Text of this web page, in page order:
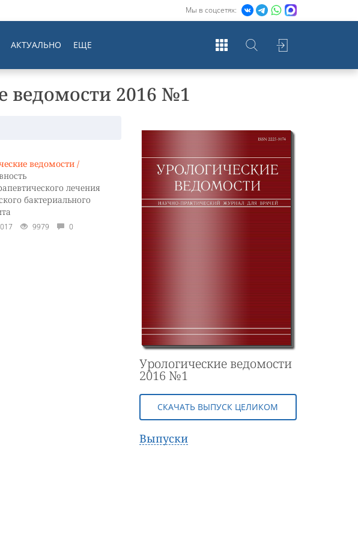
Мы в соцсетях:
АКТУАЛЬНО ЕЩЕ
ведомости 2016 №1
ведомости /
лечения
бактериального
9979 0
Урологические ведомости
2016 №1
СКАЧАТЬ ВЫПУСК ЦЕЛИКОМ
Выпуски